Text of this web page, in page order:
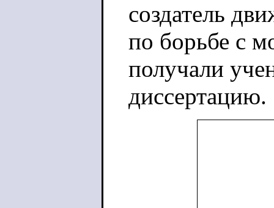
создатель
по борьбе с
получали
диссертацию.